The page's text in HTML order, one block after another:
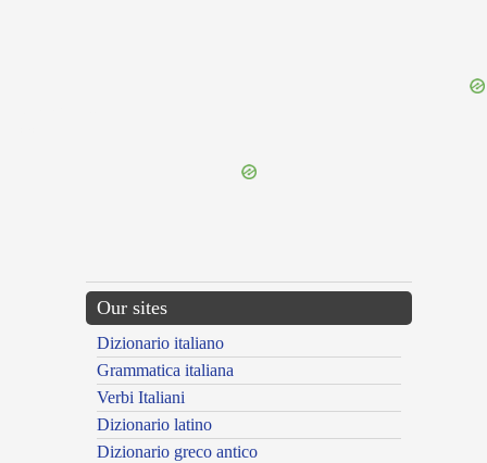
Our sites
Dizionario italiano
Grammatica italiana
Verbi Italiani
Dizionario latino
Dizionario greco antico